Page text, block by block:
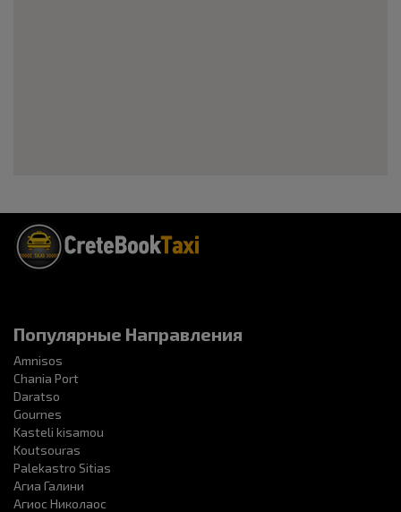
Популярные Направления
Amnisos
Chania Port
Daratso
Gournes
Kasteli kisamou
Koutsouras
Palekastro Sitias
Агиа Галини
Агиос Николаос